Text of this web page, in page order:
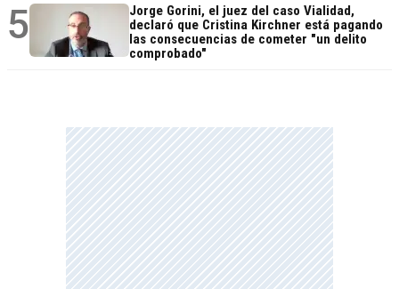
5
Jorge Gorini, el juez del caso Vialidad,
declaró que Cristina Kirchner está pagando
las consecuencias de cometer "un delito
comprobado"